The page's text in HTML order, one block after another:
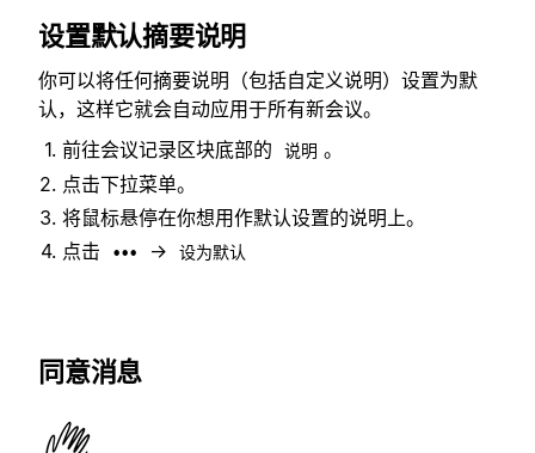
设置默认摘要说明
你可以将任何摘要说明（包括自定义说明）设置为默
认，这样它就会自动应用于所有新会议。
前往会议记录区块底部的
说明 。
点击下拉菜单。
将鼠标悬停在你想用作默认设置的说明上。
点击
••• → 设为默认
同意消息